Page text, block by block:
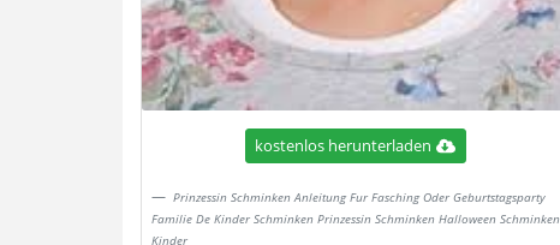
kostenlos herunterladen
Prinzessin Schminken Anleitung Fur Fasching Oder Geburtstagsparty
Familie De Kinder Schminken Prinzessin Schminken Halloween Schminken
Kinder